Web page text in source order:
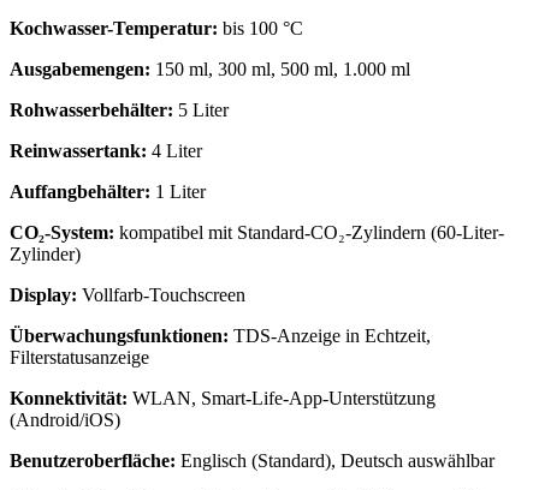
Kochwasser-Temperatur: bis 100 °C
Ausgabemengen: 150 ml, 300 ml, 500 ml, 1.000 ml
Rohwasserbehälter: 5 Liter
Reinwassertank: 4 Liter
Auffangbehälter: 1 Liter
CO₂-System: kompatibel mit Standard-CO₂-Zylindern (60-Liter-
Zylinder)
Display: Vollfarb-Touchscreen
Überwachungsfunktionen: TDS-Anzeige in Echtzeit,
Filterstatusanzeige
Konnektivität: WLAN, Smart-Life-App-Unterstützung
(Android/iOS)
Benutzeroberfläche: Englisch (Standard), Deutsch auswählbar